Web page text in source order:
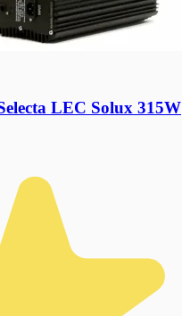
LEC Solux 315W